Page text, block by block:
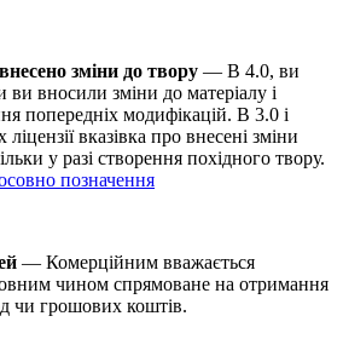
зміни до твору — В 4.0, ви
ви вносили зміни до матеріалу і
попередніх модифікацій. В 3.0 і
ліцензії вказівка про внесені зміни
у разі створення похідного твору.
позначення
— Комерційним вважається
чином спрямоване на отримання
чи грошових коштів.